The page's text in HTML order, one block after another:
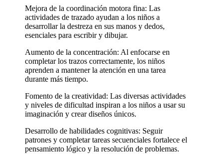
Mejora de la coordinación motora fina: Las
actividades de trazado ayudan a los niños a
desarrollar la destreza en sus manos y dedos,
esenciales para escribir y dibujar.
Aumento de la concentración: Al enfocarse en
completar los trazos correctamente, los niños
aprenden a mantener la atención en una tarea
durante más tiempo.
Fomento de la creatividad: Las diversas actividades
y niveles de dificultad inspiran a los niños a usar su
imaginación y crear diseños únicos.
Desarrollo de habilidades cognitivas: Seguir
patrones y completar tareas secuenciales fortalece el
pensamiento lógico y la resolución de problemas.